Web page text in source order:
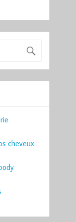
cheveux